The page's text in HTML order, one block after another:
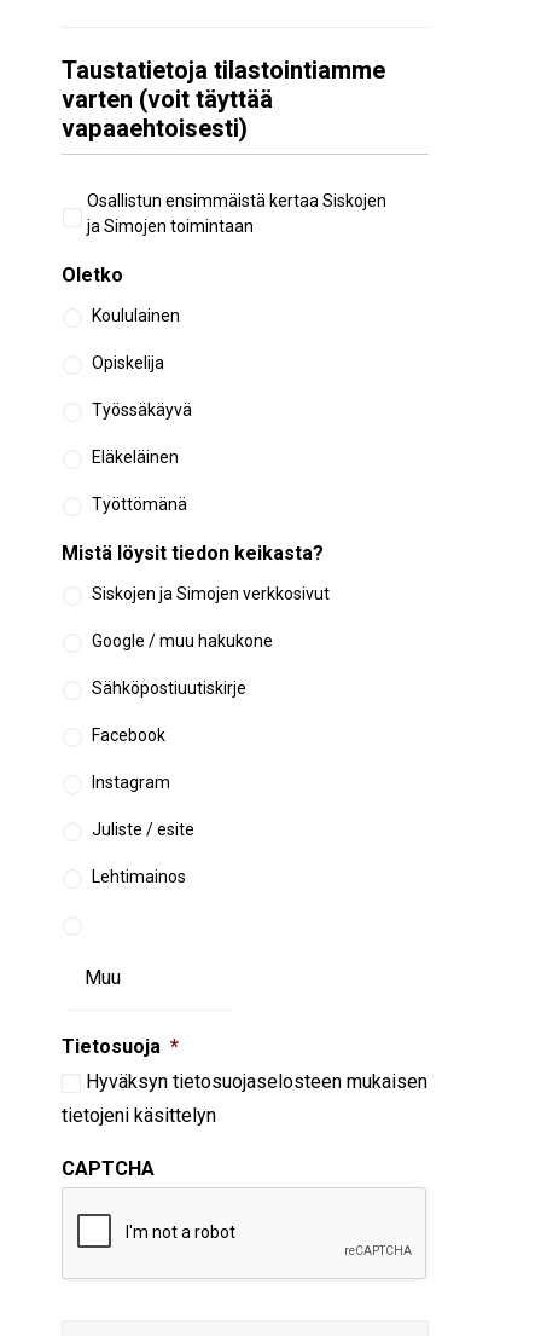
Taustatietoja tilastointiamme
varten (voit täyttää
vapaaehtoisesti)
Aiempi
osallistuminen
Osallistun ensimmäistä kertaa Siskojen
ja Simojen toimintaan
Oletko
Koululainen
Opiskelija
Työssäkäyvä
Eläkeläinen
Työttömänä
Mistä löysit tiedon keikasta?
Siskojen ja Simojen verkkosivut
Google / muu hakukone
Sähköpostiuutiskirje
Facebook
Instagram
Juliste / esite
Lehtimainos
Tietosuoja *
Hyväksyn tietosuojaselosteen mukaisen
tietojeni käsittelyn
CAPTCHA